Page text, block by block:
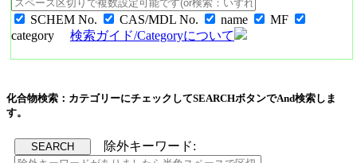
SCHEM No. CAS/MDL No. name
MF
category
検索ガイド/Categoryについて
化合物検索：カテゴリーにチェックしてSEARCHボタンでAnd検索しま
す。
除外キーワード: